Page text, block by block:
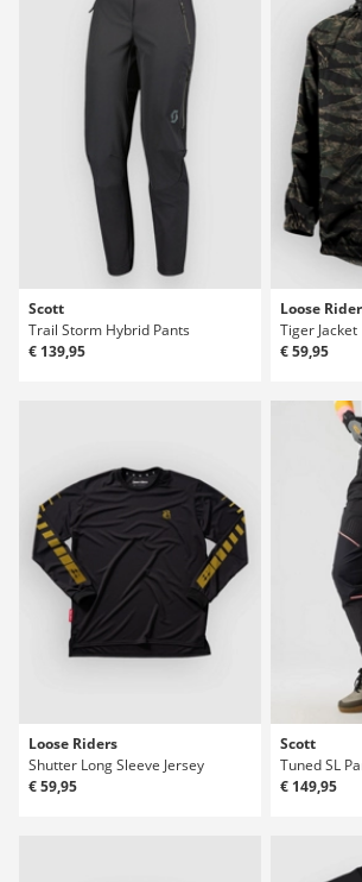
Scott
Trail Storm Hybrid Pants
€ 139,95
Loose
Tiger Jacket
€ 59,95
Loose Riders
Shutter Long Sleeve Jersey
€ 59,95
Scott
Tuned SL
€ 149,95